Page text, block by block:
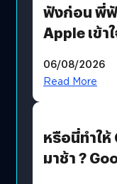
ฟังก่อน พี่ฟั
Apple เข้า
06/08/2026
Read More
หรือนี่ทำให้
มาช้า ?